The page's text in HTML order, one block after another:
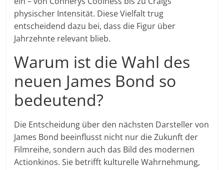
physischer Intensität. Diese Vielfalt trug
entscheidend dazu bei, dass die Figur über
Jahrzehnte relevant blieb.
Warum ist die Wahl des
neuen James Bond so
bedeutend?
Die Entscheidung über den nächsten Darsteller von
James Bond beeinflusst nicht nur die Zukunft der
Filmreihe, sondern auch das Bild des modernen
Actionkinos. Sie betrifft kulturelle Wahrnehmung,